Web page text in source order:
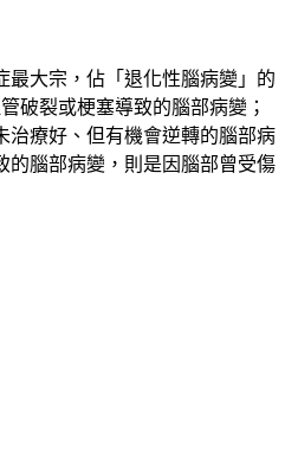
最大宗，佔「退化性腦病變」的
破裂或梗塞導致的腦部病變；
治療好、但有機會逆轉的腦部病
的腦部病變，則是因腦部曾受傷